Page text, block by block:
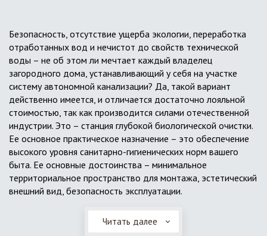
Безопасность, отсутствие ущерба экологии, переработка
отработанных вод и нечистот до свойств технической
воды – не об этом ли мечтает каждый владелец
загородного дома, устанавливающий у себя на участке
систему автономной канализации? Да, такой вариант
действенно имеется, и отличается достаточно лояльной
стоимостью, так как производится силами отечественной
индустрии. Это – станция глубокой биологической очистки.
Ее основное практическое назначение – это обеспечение
высокого уровня санитарно-гигиенических норм вашего
быта. Ее основные достоинства – минимальное
территориальное пространство для монтажа, эстетический
внешний вид, безопасность эксплуатации.
Читать далее